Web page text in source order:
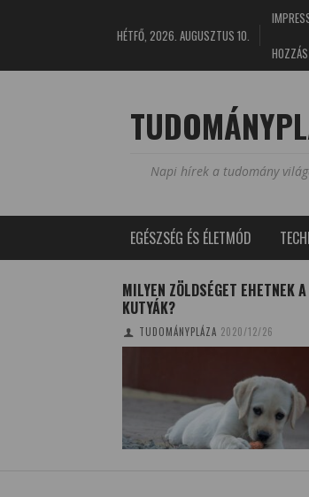
HÉTFŐ, 2026. AUGUSZTUS 10.
Napi hírek a tudomány
EGÉSZSÉG ÉS ÉLETMÓD
MILYEN ZÖLDSÉGET EHETNEK A
KUTYÁK?
TUDOMÁNYPLÁZA 2020/12/26